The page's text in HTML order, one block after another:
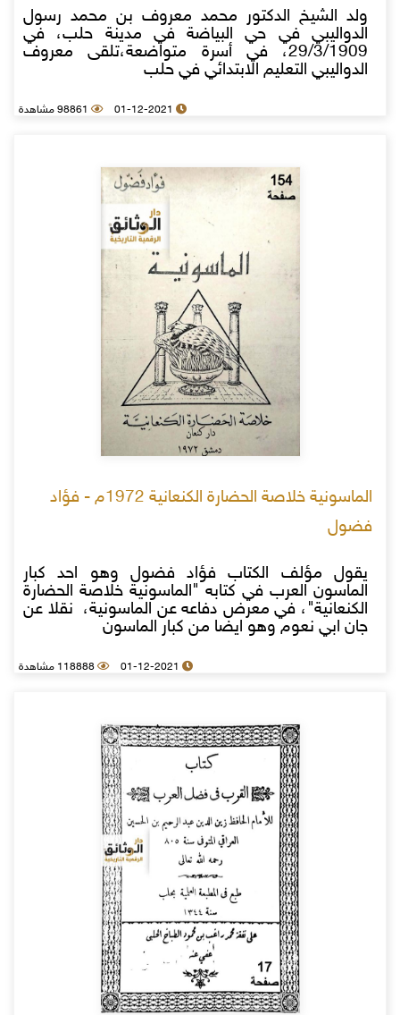
ولد الشيخ الدكتور محمد معروف بن محمد رسول
الدواليبي في حي البياضة في مدينة حلب، في
29/3/1909، في أسرة متواضعة،تلقى معروف
الدواليبي التعليم الابتدائي في حلب
01-12-2021 98861 مشاهدة
الماسونية خلاصة الحضارة الكنعانية 1972م - فؤاد
فضول
يقول مؤلف الكتاب فؤاد فضول وهو احد كبار
الماسون العرب في كتابه "الماسونية خلاصة الحضارة
الكنعانية"، في معرض دفاعه عن الماسونية، نقلا عن
جان ابي نعوم وهو ايضا من كبار الماسون
01-12-2021 118888 مشاهدة